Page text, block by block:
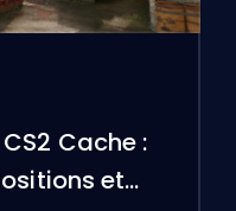
Cache :
et